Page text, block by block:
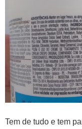
Tem de tudo e tem